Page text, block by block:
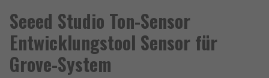
Seeed Studio Ton-Sensor
Entwicklungstool Sensor für
Grove-System